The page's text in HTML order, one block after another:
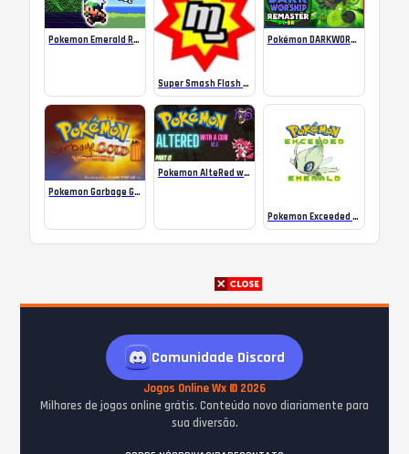
Pokemon Emerald Rogue GBA ROM 2.0.1a
Super Smash Flash 2 para Windows
Pokémon DARKWORSHIP Português PT-BR (2023)
Pokemon Garbage Gold Deluxe – NDS
Pokemon AlteRed with Gun (v2.3)
Pokemon Exceeded v11.5 – Game Boy Advance
Comunidade Discord
Jogos Online Wx © 2026
Milhares de jogos online grátis. Conteúdo novo diariamente para
sua diversão.